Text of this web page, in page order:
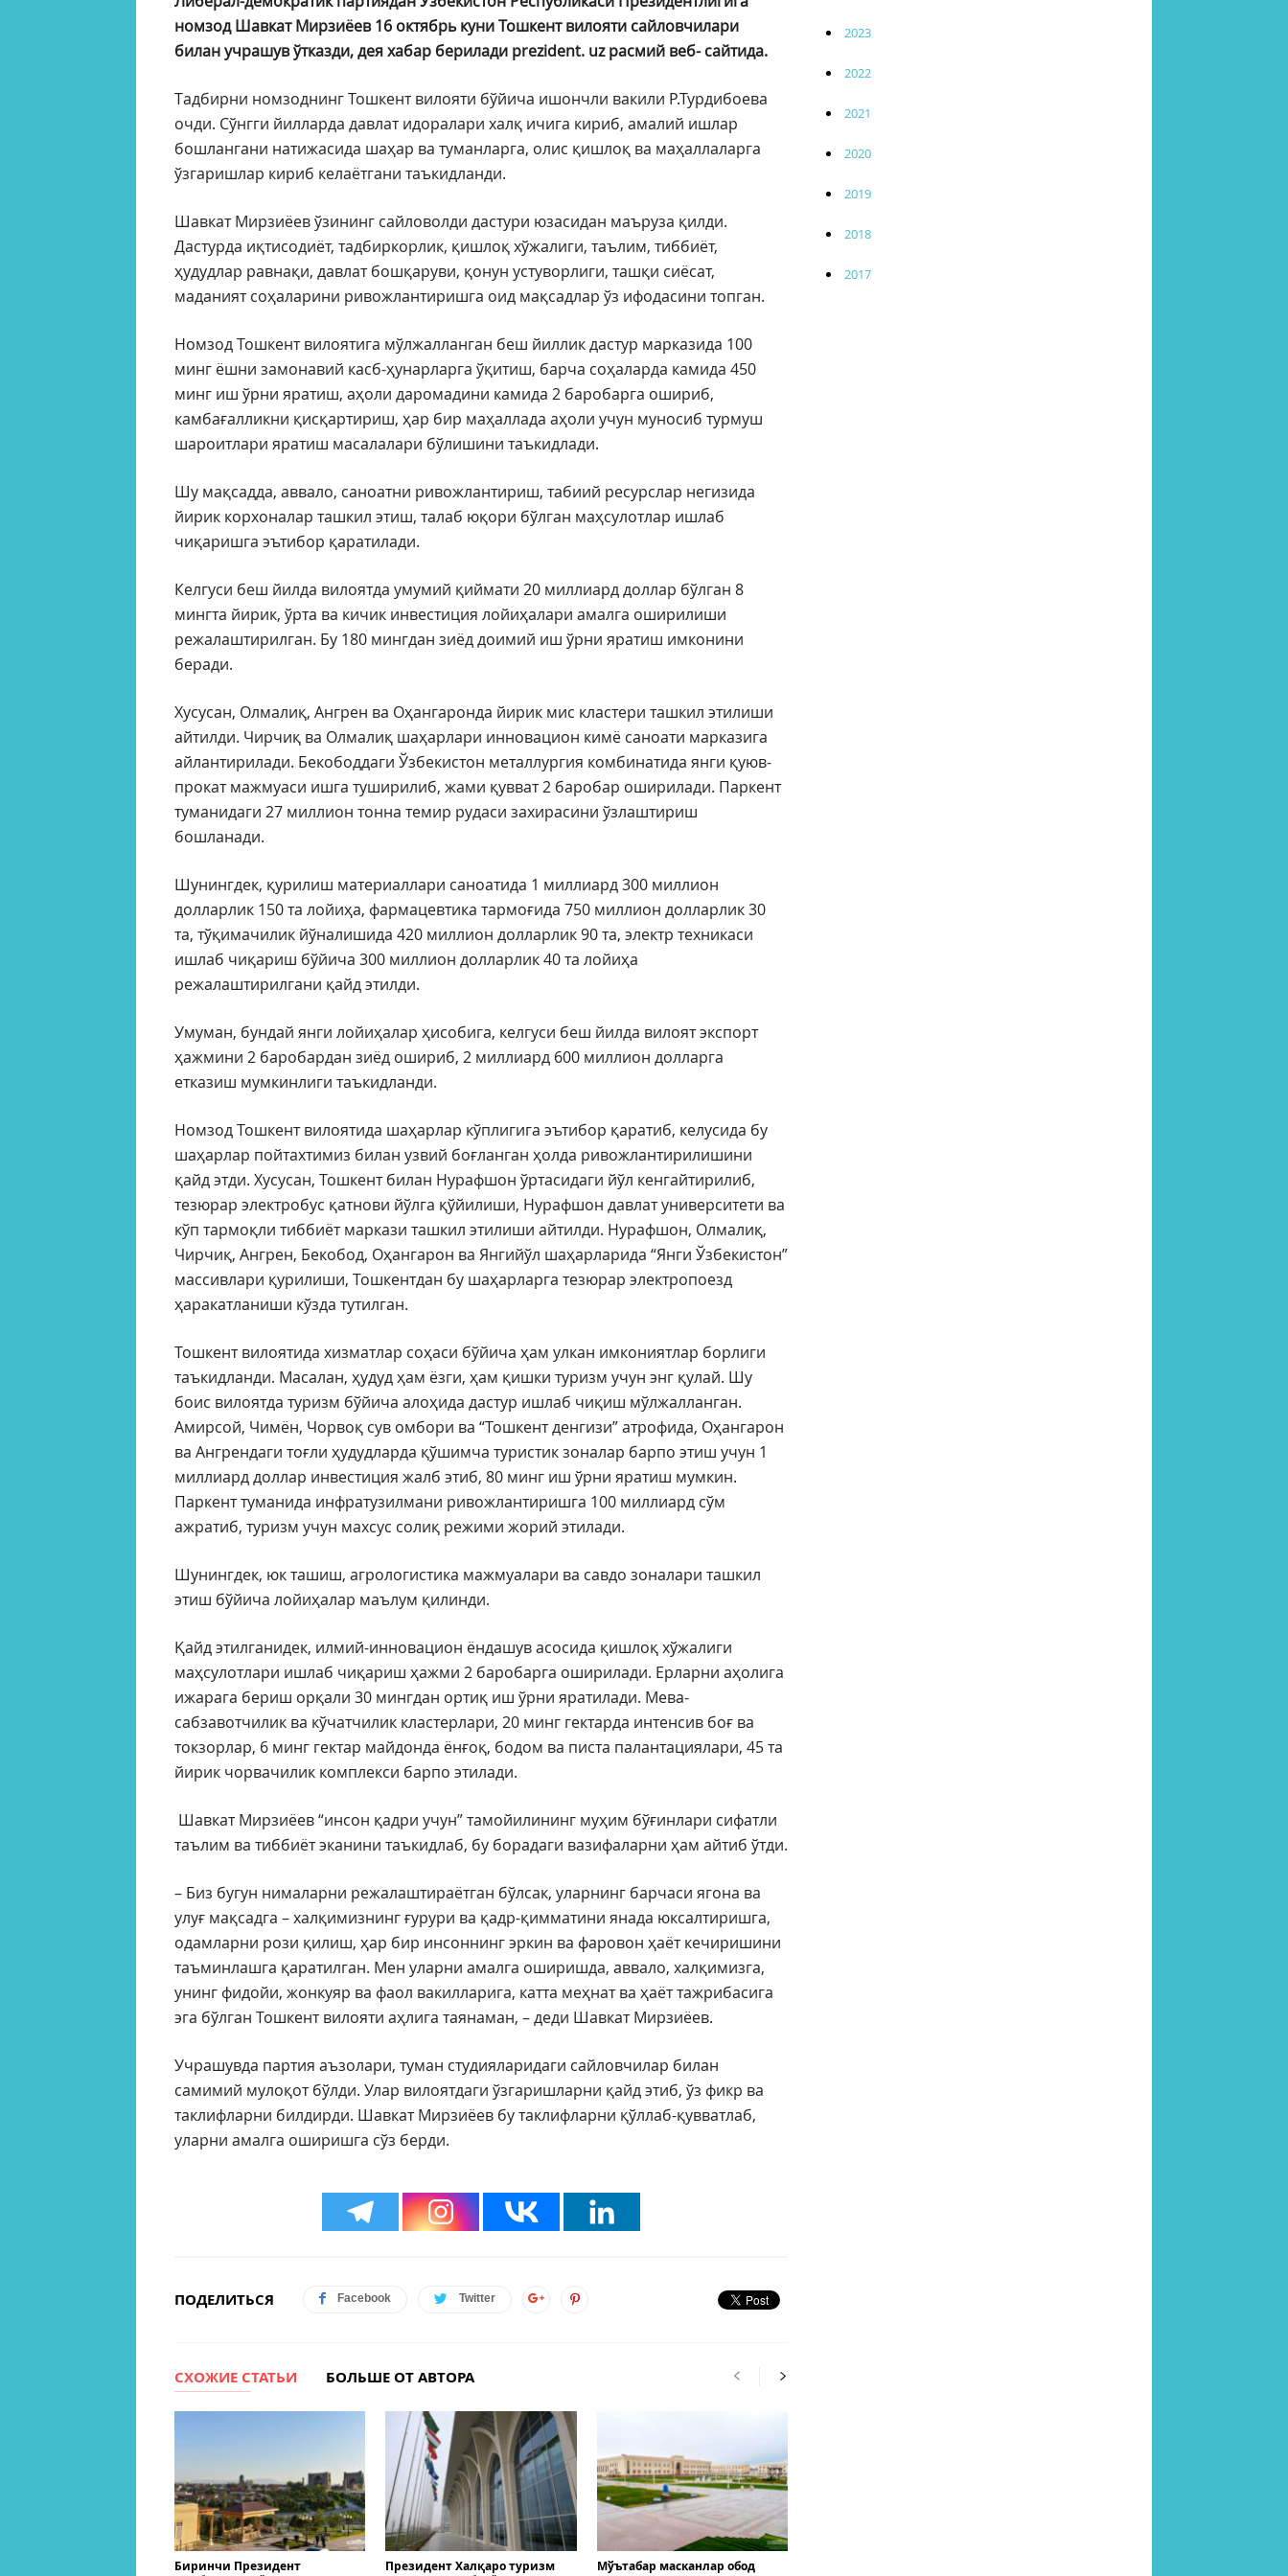
номзод Шавкат Мирзиёев 16 октябрь куни Тошкент вилояти сайловчилари
билан учрашув ўтказди, дея хабар берилади prezident. uz расмий веб- сайтида.
Тадбирни номзоднинг Тошкент вилояти бўйича ишончли вакили Р.Турдибоева
очди. Сўнгги йилларда давлат идоралари халқ ичига кириб, амалий ишлар
бошлангани натижасида шаҳар ва туманларга, олис қишлоқ ва маҳаллаларга
ўзгаришлар кириб келаётгани таъкидланди.
Шавкат Мирзиёев ўзининг сайловолди дастури юзасидан маъруза қилди.
Дастурда иқтисодиёт, тадбиркорлик, қишлоқ хўжалиги, таълим, тиббиёт,
ҳудудлар равнақи, давлат бошқаруви, қонун устуворлиги, ташқи сиёсат,
маданият соҳаларини ривожлантиришга оид мақсадлар ўз ифодасини топган.
Номзод Тошкент вилоятига мўлжалланган беш йиллик дастур марказида 100
минг ёшни замонавий касб-ҳунарларга ўқитиш, барча соҳаларда камида 450
минг иш ўрни яратиш, аҳоли даромадини камида 2 баробарга ошириб,
камбағалликни қисқартириш, ҳар бир маҳаллада аҳоли учун муносиб турмуш
шароитлари яратиш масалалари бўлишини таъкидлади.
Шу мақсадда, аввало, саноатни ривожлантириш, табиий ресурслар негизида
йирик корхоналар ташкил этиш, талаб юқори бўлган маҳсулотлар ишлаб
чиқаришга эътибор қаратилади.
Келгуси беш йилда вилоятда умумий қиймати 20 миллиард доллар бўлган 8
мингта йирик, ўрта ва кичик инвестиция лойиҳалари амалга оширилиши
режалаштирилган. Бу 180 мингдан зиёд доимий иш ўрни яратиш имконини
беради.
Хусусан, Олмалиқ, Ангрен ва Оҳангаронда йирик мис кластери ташкил этилиши
айтилди. Чирчиқ ва Олмалиқ шаҳарлари инновацион кимё саноати марказига
айлантирилади. Бекободдаги Ўзбекистон металлургия комбинатида янги қуюв-
прокат мажмуаси ишга туширилиб, жами қувват 2 баробар оширилади. Паркент
туманидаги 27 миллион тонна темир рудаси захирасини ўзлаштириш
бошланади.
Шунингдек, қурилиш материаллари саноатида 1 миллиард 300 миллион
долларлик 150 та лойиҳа, фармацевтика тармоғида 750 миллион долларлик 30
та, тўқимачилик йўналишида 420 миллион долларлик 90 та, электр техникаси
ишлаб чиқариш бўйича 300 миллион долларлик 40 та лойиҳа
режалаштирилгани қайд этилди.
Умуман, бундай янги лойиҳалар ҳисобига, келгуси беш йилда вилоят экспорт
ҳажмини 2 баробардан зиёд ошириб, 2 миллиард 600 миллион долларга
етказиш мумкинлиги таъкидланди.
Номзод Тошкент вилоятида шаҳарлар кўплигига эътибор қаратиб, келусида бу
шаҳарлар пойтахтимиз билан узвий боғланган ҳолда ривожлантирилишини
қайд этди. Хусусан, Тошкент билан Нурафшон ўртасидаги йўл кенгайтирилиб,
тезюрар электробус қатнови йўлга қўйилиши, Нурафшон давлат университети ва
кўп тармоқли тиббиёт маркази ташкил этилиши айтилди. Нурафшон, Олмалиқ,
Чирчиқ, Ангрен, Бекобод, Оҳангарон ва Янгийўл шаҳарларида “Янги Ўзбекистон”
массивлари қурилиши, Тошкентдан бу шаҳарларга тезюрар электропоезд
ҳаракатланиши кўзда тутилган.
Тошкент вилоятида хизматлар соҳаси бўйича ҳам улкан имкониятлар борлиги
таъкидланди. Масалан, ҳудуд ҳам ёзги, ҳам қишки туризм учун энг қулай. Шу
боис вилоятда туризм бўйича алоҳида дастур ишлаб чиқиш мўлжалланган.
Амирсой, Чимён, Чорвоқ сув омбори ва “Тошкент денгизи” атрофида, Оҳангарон
ва Ангрендаги тоғли ҳудудларда қўшимча туристик зоналар барпо этиш учун 1
миллиард доллар инвестиция жалб этиб, 80 минг иш ўрни яратиш мумкин.
Паркент туманида инфратузилмани ривожлантиришга 100 миллиард сўм
ажратиб, туризм учун махсус солиқ режими жорий этилади.
Шунингдек, юк ташиш, агрологистика мажмуалари ва савдо зоналари ташкил
этиш бўйича лойиҳалар маълум қилинди.
Қайд этилганидек, илмий-инновацион ёндашув асосида қишлоқ хўжалиги
маҳсулотлари ишлаб чиқариш ҳажми 2 баробарга оширилади. Ерларни аҳолига
ижарага бериш орқали 30 мингдан ортиқ иш ўрни яратилади. Мева-
сабзавотчилик ва кўчатчилик кластерлари, 20 минг гектарда интенсив боғ ва
токзорлар, 6 минг гектар майдонда ёнғоқ, бодом ва писта палантациялари, 45 та
йирик чорвачилик комплекси барпо этилади.
Шавкат Мирзиёев “инсон қадри учун” тамойилининг муҳим бўғинлари сифатли
таълим ва тиббиёт эканини таъкидлаб, бу борадаги вазифаларни ҳам айтиб ўтди.
– Биз бугун нималарни режалаштираётган бўлсак, уларнинг барчаси ягона ва
улуғ мақсадга – халқимизнинг ғурури ва қадр-қимматини янада юксалтиришга,
одамларни рози қилиш, ҳар бир инсоннинг эркин ва фаровон ҳаёт кечиришини
таъминлашга қаратилган. Мен уларни амалга оширишда, аввало, халқимизга,
унинг фидойи, жонкуяр ва фаол вакилларига, катта меҳнат ва ҳаёт тажрибасига
эга бўлган Тошкент вилояти аҳлига таянаман, – деди Шавкат Мирзиёев.
Учрашувда партия аъзолари, туман студияларидаги сайловчилар билан
самимий мулоқот бўлди. Улар вилоятдаги ўзгаришларни қайд этиб, ўз фикр ва
таклифларни билдирди. Шавкат Мирзиёев бу таклифларни қўллаб-қувватлаб,
уларни амалга оширишга сўз берди.
ПОДЕЛИТЬСЯ Facebook Twitter
СХОЖИЕ СТАТЬИ БОЛЬШЕ ОТ АВТОРА
Биринчи Президент
Президент Халқаро туризм
Мўътабар масканлар обод
2023
2022
2021
2020
2019
2018
2017